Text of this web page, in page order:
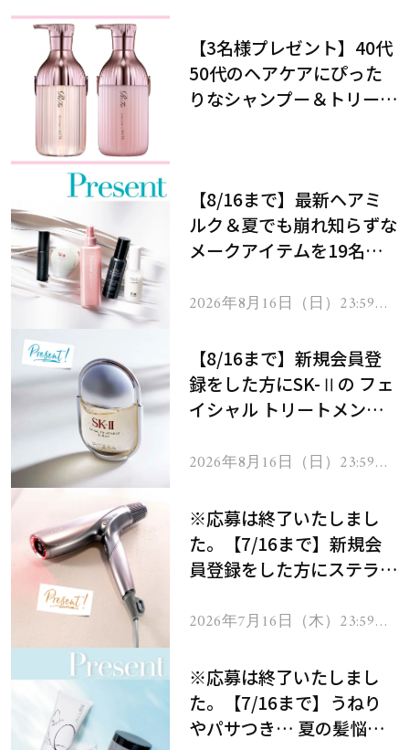
【3名様プレゼント】40代
50代のヘアケアにぴった
りなシャンプー＆トリート
【8/16まで】最新ヘアミ
ルク＆夏でも崩れ知らずな
メークアイテムを19名様
2026年8月16日（日）23:59ま
【8/16まで】新規会員登
録をした方にSK-Ⅱの フェ
イシャル トリートメント
2026年8月16日（日）23:59ま
※応募は終了いたしまし
た。【7/16まで】新規会
員登録をした方にステラボ
ヘアドライヤー ジュエル
2026年7月16日（木）23:59ま
※応募は終了いたしまし
た。【7/16まで】うねり
やパサつき… 夏の髪悩み